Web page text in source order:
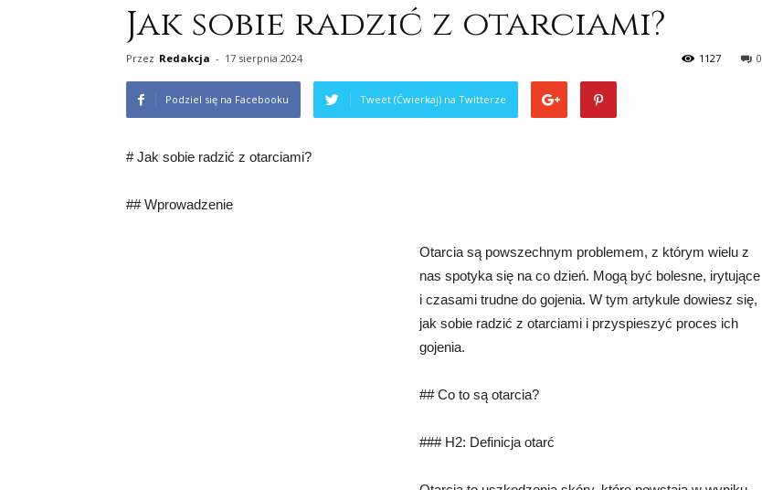
Jak sobie radzić z otarciami?
Przez Redakcja - 17 sierpnia 2024 0
1127
Podziel się na Facebooku Tweet (Ćwierkaj) na Twitterze
# Jak sobie radzić z otarciami?
## Wprowadzenie
Otarcia są powszechnym problemem, z którym wielu z
nas spotyka się na co dzień. Mogą być bolesne, irytujące
i czasami trudne do gojenia. W tym artykule dowiesz się,
jak sobie radzić z otarciami i przyspieszyć proces ich
gojenia.
## Co to są otarcia?
### H2: Definicja otarć